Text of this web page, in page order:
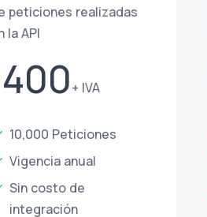
peticiones realizadas
la API
400+ IVA
10,000 Peticiones
Vigencia anual
Sin costo de
integración